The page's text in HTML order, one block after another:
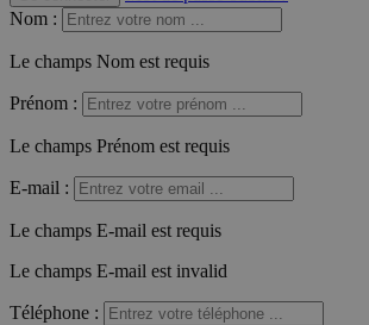
Nom :
Le champs Nom est requis
Prénom :
Le champs Prénom est requis
E-mail :
Le champs E-mail est requis
Le champs E-mail est invalid
Téléphone :